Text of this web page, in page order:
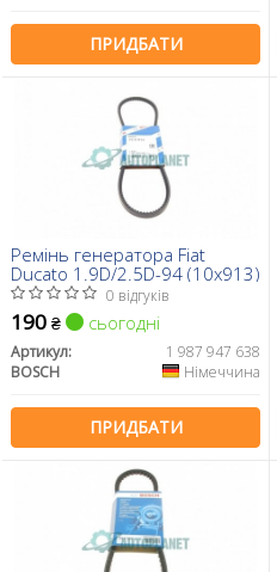
ПРИДБАТИ
Ремінь генератора Fiat
Ducato 1.9D/2.5D-94 (10x913)
0 відгуків
190 ₴ сьогодні
Артикул:
1 987 947 638
BOSCH
Німеччина
ПРИДБАТИ